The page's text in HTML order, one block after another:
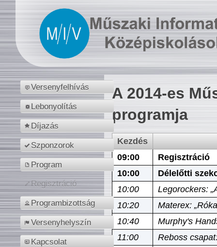
Versenyfelhívás
Lebonyolítás
Díjazás
Szponzorok
Program
Regisztráció
Programbizottság
Versenyhelyszín
Kapcsolat
A 2014-es
programja
Kezdés
09:00
Regisztráció
10:00
Délelőtti
10:00
Legorockers:
10:20
Materex:
10:40
Murphy's
11:00
Reboss